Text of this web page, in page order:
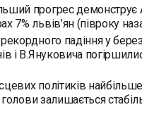
прогрес демонструє
7% львів’ян (півроку
падіння у
і В.Януковича
політиків
залишається